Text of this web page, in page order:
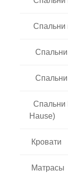
Спальни
Спальни
Hause)
Кровати
Матрасы